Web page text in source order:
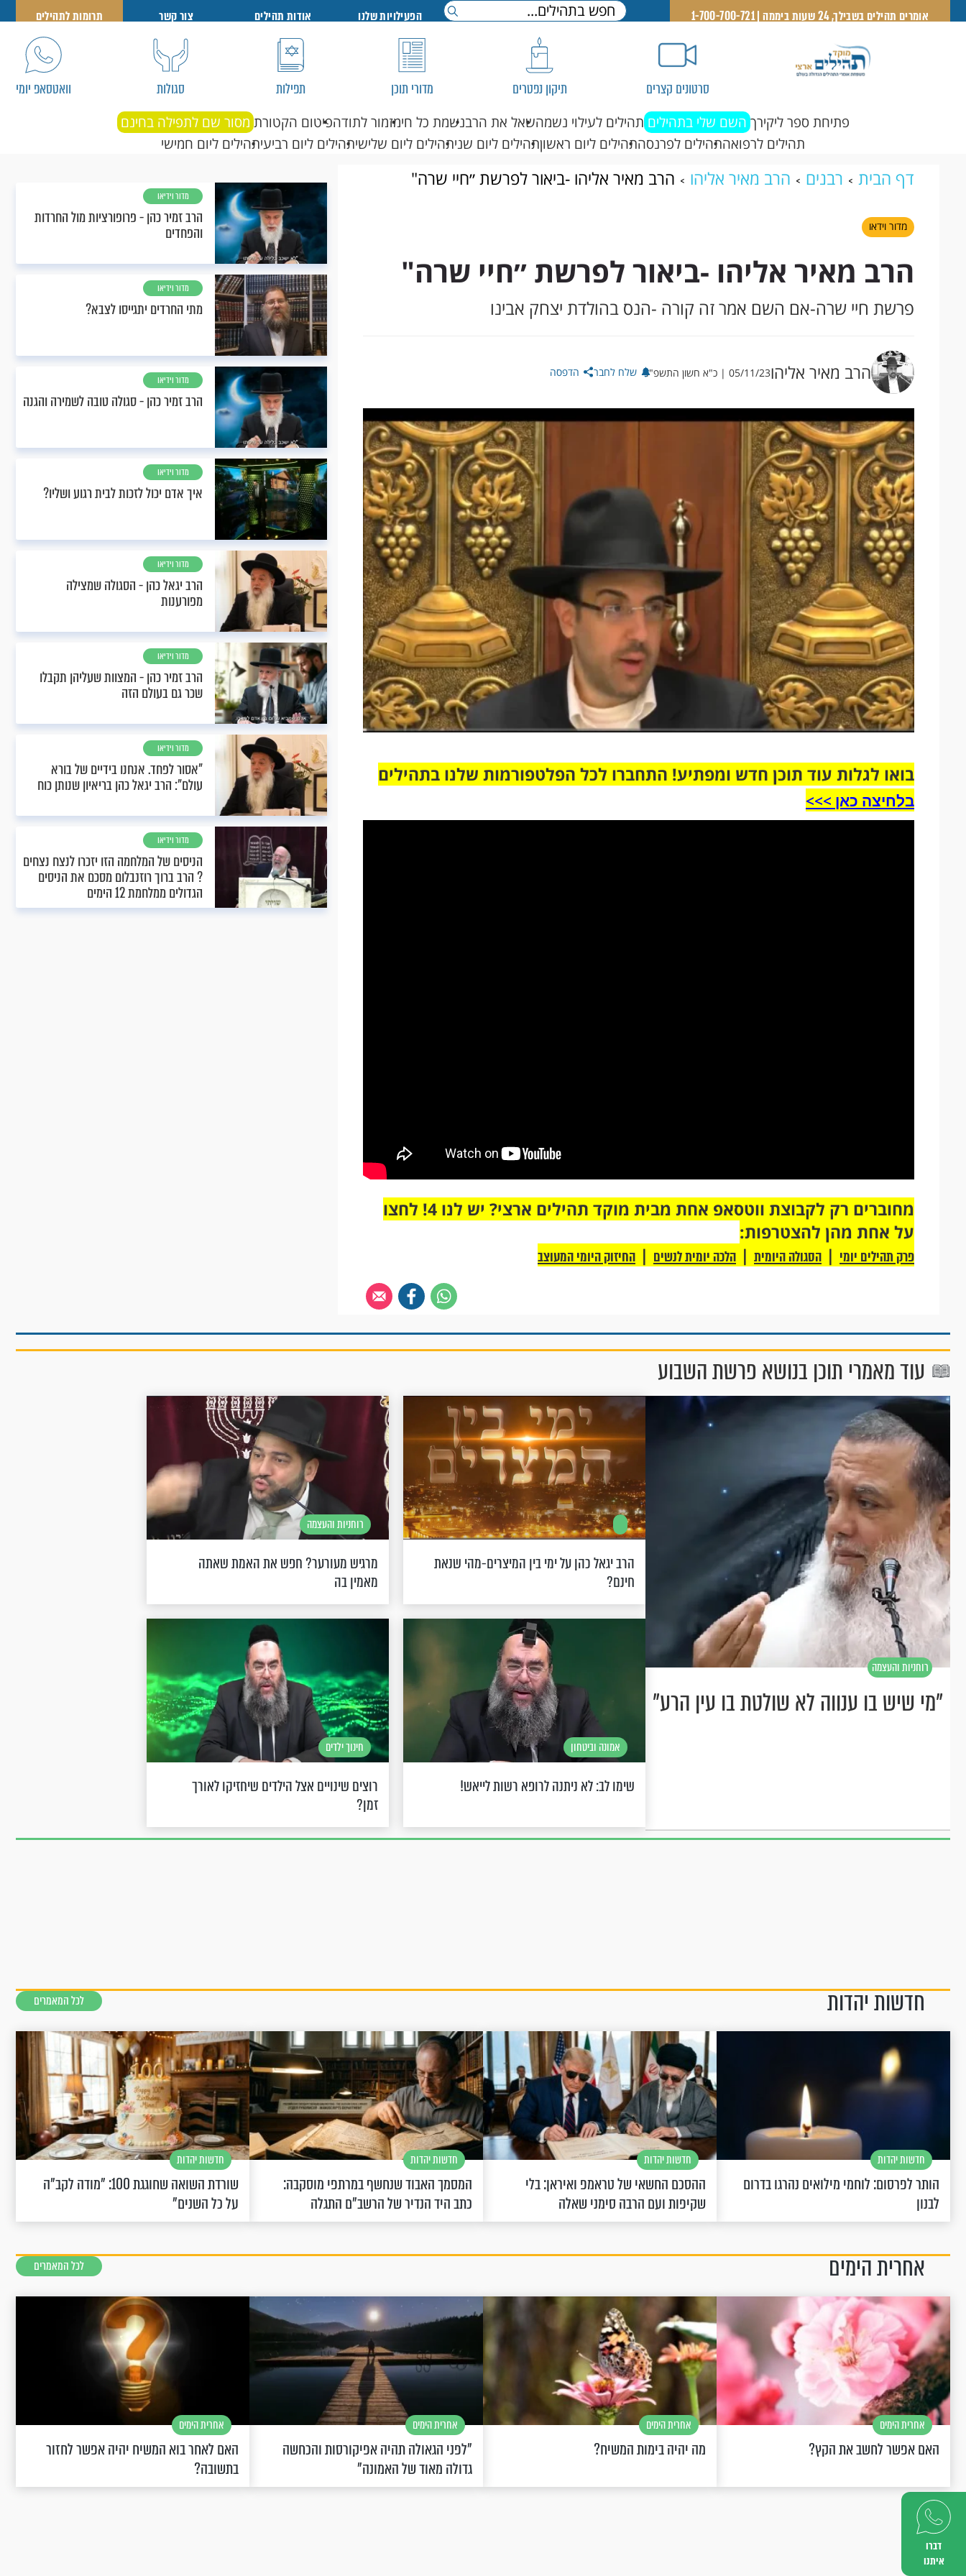
דברו
איתנו
אומרים תהילים בשבילך, 24 שעות ביממה | 1-700-700-721 הפעילויות שלנו אודות תהילים צור קשר תרומות לתהילים
סרטונים קצרים תיקון נפטרים מדורי תוכן תפילות סגולות וואטסאפ יומי
פתיחת ספר ליקירך השם שלי בתהילים תהילים לעילוי נשמהשאל את הרבנשמת כל חימזמור לתודהפיטום הקטורת מסור שם לתפילה בחינם
תהילים לרפואהתהילים לפרנסהתהילים ליום ראשוןתהילים ליום שניתהילים ליום שלישיתהילים ליום רביעיתהילים ליום חמישי
דף הבית רבנים הרב מאיר אליהו הרב מאיר אליהו -ביאור לפרשת ״חיי שרה"
מדור וידאו
הרב מאיר אליהו -ביאור לפרשת ״חיי שרה"
פרשת חיי שרה-אם השם אמר זה קורה -הנס בהולדת יצחק אבינו
הרב מאיר אליהו05/11/23 | כ"א חשון התשפ"ד שלח לחבר הדפסה
בואו לגלות עוד תוכן חדש ומפתיע! התחברו לכל הפלטפורמות שלנו בתהילים
בלחיצה כאן >>>​
מחוברים רק לקבוצת ווטסאפ אחת מבית מוקד תהילים ארצי? יש לנו 4! לחצו
על אחת מהן להצטרפות:
פרק תהילים יומי | הסגולה היומית | הלכה יומית לנשים | החיזוק היומי המעוצב
מדור וידיאו
הרב זמיר כהן - פרופורציות מול החרדות
והפחדים
מדור וידיאו
מתי החרדים יתגייסו לצבא?
מדור וידיאו
הרב זמיר כהן - סגולה טובה לשמירה והגנה
מדור וידיאו
איך אדם יכול לזכות לבית רגוע ושליו?
מדור וידיאו
הרב יגאל כהן - הסגולה שמצילה
מפורענות
מדור וידיאו
הרב זמיר כהן - המצוות שעליהן תקבלו
שכר גם בעולם הזה
מדור וידיאו
"אסור לפחד. אנחנו בידיים של בורא
עולם": הרב יגאל כהן בריאיון שנותן כוח
מדור וידיאו
הניסים של המלחמה הזו יזכרו לנצח נצחים
? הרב ברוך רוזנבלום מסכם את הניסים
הגדולים ממלחמת 12 הימים
עוד מאמרי תוכן בנושא פרשת השבוע
רוחניות והעצמה
"מי שיש בו ענווה לא שולטת בו עין הרע"
הרב יגאל כהן על ימי בין המיצרים-מהי שנאת
חינם?
רוחניות והעצמה
מרגיש מעורער? חפש את האמת שאתה
מאמין בה
אמונה וביטחון
שימו לב: לא ניתנה לרופא רשות לייאש!
חינוך ילדים
רוצים שינויים אצל הילדים שיחזיקו לאורך
זמן?
חדשות יהדות לכל המאמרים
חדשות יהדות
הותר לפרסום: לוחמי מילואים נהרגו בדרום
לבנון
חדשות יהדות
ההסכם החשאי של טראמפ ואיראן: בלי
שקיפות ועם הרבה סימני שאלה
חדשות יהדות
המסמך האבוד שנחשף במרתפי מוסקבה:
כתב היד הנדיר של הרשב"ם התגלה
חדשות יהדות
שורדת השואה שחוגגת 100: "מודה לקב"ה
על כל השנים"
אחרית הימים לכל המאמרים
אחרית הימים
האם אפשר לחשב את הקץ?
אחרית הימים
מה יהיה בימות המשיח?
אחרית הימים
"לפני הגאולה תהיה אפיקורסות והכחשה
גדולה מאוד של האמונה"
אחרית הימים
האם לאחר בוא המשיח יהיה אפשר לחזור
בתשובה?